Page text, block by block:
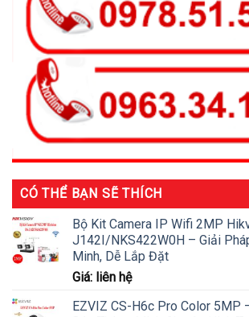
CÓ THỂ BẠN SẼ THÍCH
Bộ Kit Camera IP Wifi 2MP
J142I/NKS422W0H – Giải
Minh, Dễ Lắp Đặt
Giá: liên hệ
EZVIZ CS-H6c Pro Color 5MP